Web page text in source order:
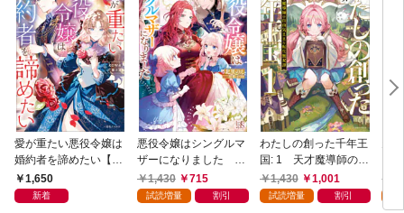
愛が重たい悪役令嬢は
婚約者を諦めたい【特
典SS付】
1,650
新着
悪役令嬢はシングルマ
ザーになりました 双
子を引き取りましたが
公爵様からの溺愛は想
1,430 715
試読増量 割引
わたしの創った千年王
国: 1 天才魔導師の自
由気ままな転生無双譚
【特典SS付】
1,430 1,001
試読増量 割引